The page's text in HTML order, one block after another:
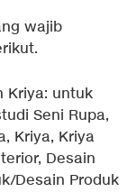
wajib
Kriya: untuk
Seni Rupa,
Kriya, Kriya
Desain
Desain Produk